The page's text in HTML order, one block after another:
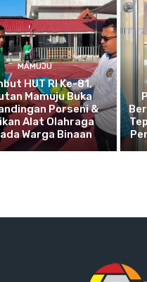
MAMUJU
HUT RI Ke-81,
Mamuju Buka
Porseni &
Alat Olahraga
Warga Binaan